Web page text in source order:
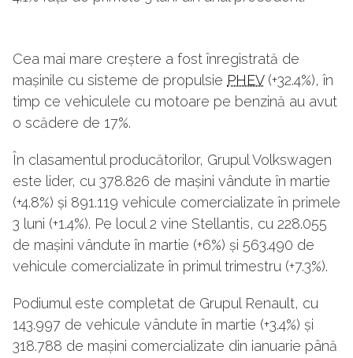
Cea mai mare creștere a fost înregistrată de
mașinile cu sisteme de propulsie PHEV(+32.4%), în
timp ce vehiculele cu motoare pe benzină au avut
o scădere de 17%.
În clasamentul producătorilor, Grupul Volkswagen
este lider, cu 378.826 de mașini vândute în martie
(+4.8%) și 891.119 vehicule comercializate în primele
3 luni (+1.4%). Pe locul 2 vine Stellantis, cu 228.055
de mașini vândute în martie (+6%) și 563.490 de
vehicule comercializate în primul trimestru (+7.3%).
Podiumul este completat de Grupul Renault, cu
143.997 de vehicule vândute în martie (+3.4%) și
318.788 de mașini comercializate din ianuarie până